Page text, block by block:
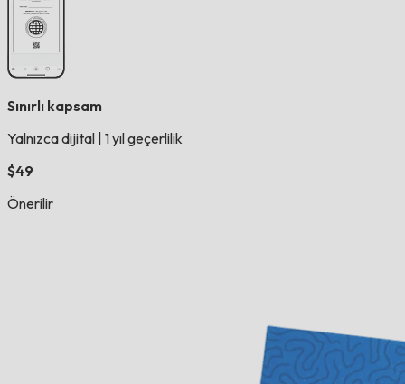
Sınırlı kapsam
Yalnızca dijital 1 yıl geçerlilik
$49
Önerilir